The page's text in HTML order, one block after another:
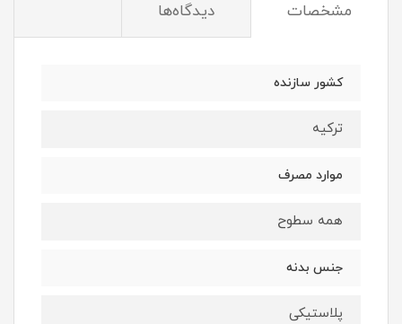
مشخصات دیدگاه‌ها
کشور سازنده
ترکیه
موارد مصرف
همه سطوح
جنس بدنه
پلاستیکی